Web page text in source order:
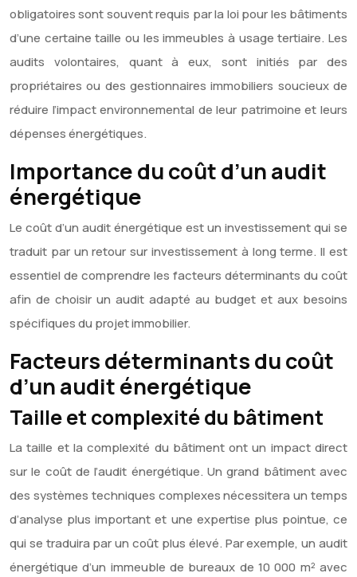
obligatoires sont souvent requis par la loi pour les bâtiments
d’une certaine taille ou les immeubles à usage tertiaire. Les
audits volontaires, quant à eux, sont initiés par des
propriétaires ou des gestionnaires immobiliers soucieux de
réduire l’impact environnemental de leur patrimoine et leurs
dépenses énergétiques.
Importance du coût d’un audit
énergétique
Le coût d’un audit énergétique est un investissement qui se
traduit par un retour sur investissement à long terme. Il est
essentiel de comprendre les facteurs déterminants du coût
afin de choisir un audit adapté au budget et aux besoins
spécifiques du projet immobilier.
Facteurs déterminants du coût
d’un audit énergétique
Taille et complexité du bâtiment
La taille et la complexité du bâtiment ont un impact direct
sur le coût de l’audit énergétique. Un grand bâtiment avec
des systèmes techniques complexes nécessitera un temps
d’analyse plus important et une expertise plus pointue, ce
qui se traduira par un coût plus élevé. Par exemple, un audit
énergétique d’un immeuble de bureaux de 10 000 m² avec